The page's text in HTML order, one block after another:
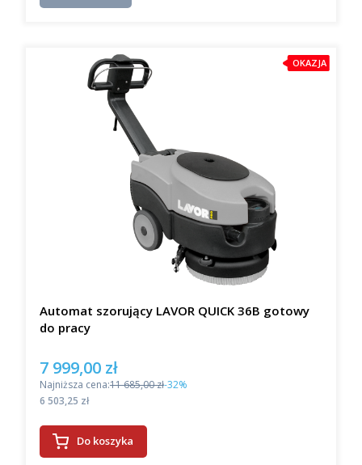
OKAZJA
Automat szorujący LAVOR QUICK 36B gotowy
do pracy
Cena promocyjna
7 999,00 zł
Najniższa cena:11 685,00 zł-32%
Cena
6 503,25 zł
Do koszyka